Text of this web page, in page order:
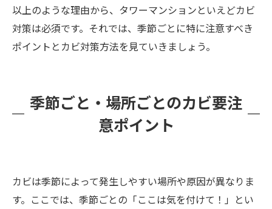
以上のような理由から、タワーマンションといえどカビ
対策は必須です。それでは、季節ごとに特に注意すべき
ポイントとカビ対策方法を見ていきましょう。
季節ごと・場所ごとのカビ要注
意ポイント
カビは季節によって発生しやすい場所や原因が異なりま
す。ここでは、季節ごとの「ここは気を付けて！」とい